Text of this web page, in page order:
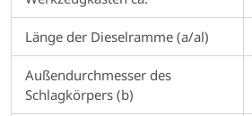
Länge der Dieselramme (a/al)
Außendurchmesser des
Schlagkörpers (b)